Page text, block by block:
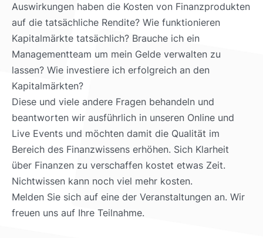
Auswirkungen haben die Kosten von Finanzprodukten
auf die tatsächliche Rendite? Wie funktionieren
Kapitalmärkte tatsächlich? Brauche ich ein
Managementteam um mein Gelde verwalten zu
lassen? Wie investiere ich erfolgreich an den
Kapitalmärkten?
Diese und viele andere Fragen behandeln und
beantworten wir ausführlich in unseren Online und
Live Events und möchten damit die Qualität im
Bereich des Finanzwissens erhöhen. Sich Klarheit
über Finanzen zu verschaffen kostet etwas Zeit.
Nichtwissen kann noch viel mehr kosten.
Melden Sie sich auf eine der Veranstaltungen an. Wir
freuen uns auf Ihre Teilnahme.